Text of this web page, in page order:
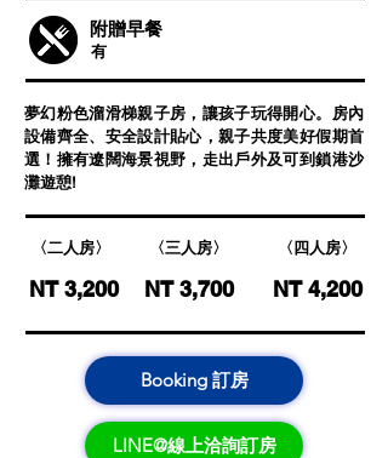
附贈早餐
有
夢幻粉色溜滑梯親子房，讓孩子玩得開心。房內
設備齊全、安全設計貼心，親子共度美好假期首
選！擁有遼闊海景視野，走出戶外及可到鎖港沙
灘遊憩!
〈二人房〉
NT 3,200
〈三人房〉
NT 3,700
〈四人房〉
NT 4,200
Booking 訂房
LINE@線上洽詢訂房